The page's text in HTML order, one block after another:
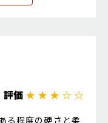
評価★ ★ ★ ☆ ☆
る程度の硬さと柔